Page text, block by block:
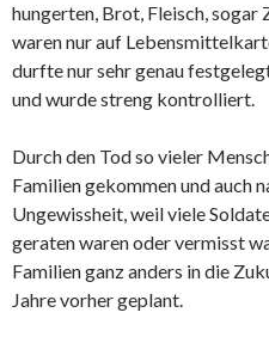
hungerten, Brot, Fleisch,
waren nur auf
durfte nur sehr genau
und wurde streng kontrolliert.
Durch den Tod so vieler
Familien gekommen und auch
Ungewissheit, weil viele
geraten waren oder vermisst
Familien ganz anders in die
Jahre vorher geplant.